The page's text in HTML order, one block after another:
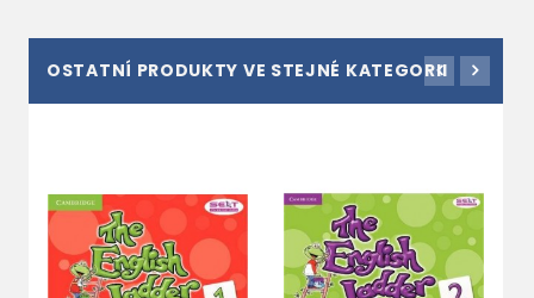
OSTATNÍ PRODUKTY VE STEJNÉ KATEGORII